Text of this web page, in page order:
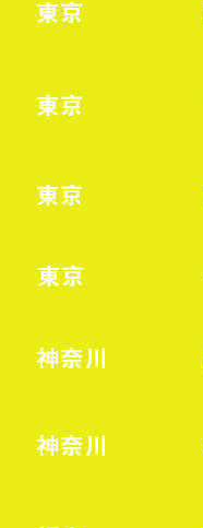
東京
東京
東京
東京
神奈川
神奈川